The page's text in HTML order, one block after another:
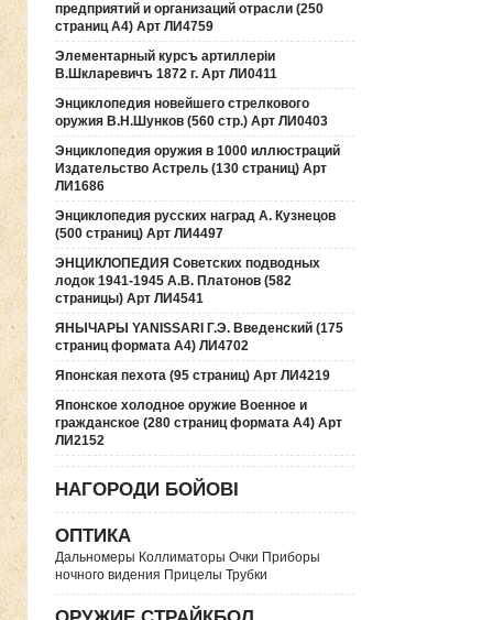
предприятий и организаций отрасли (250
страниц А4) Арт ЛИ4759
Элементарный курсъ артиллерiи
В.Шкларевичъ 1872 г. Арт ЛИ0411
Энциклопедия новейшего стрелкового
оружия В.Н.Шунков (560 стр.) Арт ЛИ0403
Энциклопедия оружия в 1000 иллюстраций
Издательство Астрель (130 страниц) Арт
ЛИ1686
Энциклопедия русских наград А. Кузнецов
(500 страниц) Арт ЛИ4497
ЭНЦИКЛОПЕДИЯ Советских подводных
лодок 1941-1945 А.В. Платонов (582
страницы) Арт ЛИ4541
ЯНЫЧАРЫ YANISSARI Г.Э. Введенский (175
страниц формата А4) ЛИ4702
Японская пехота (95 страниц) Арт ЛИ4219
Японское холодное оружие Военное и
гражданское (280 страниц формата А4) Арт
ЛИ2152
НАГОРОДИ БОЙОВІ
ОПТИКА
Дальномеры Коллиматоры Очки Приборы
ночного видения Прицелы Трубки